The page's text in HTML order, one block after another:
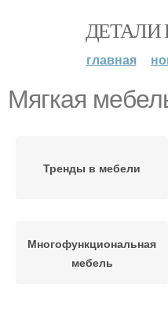
ДЕТАЛИ
главная
Мягкая
Тренды в мебели
Многофункциональная
мебель